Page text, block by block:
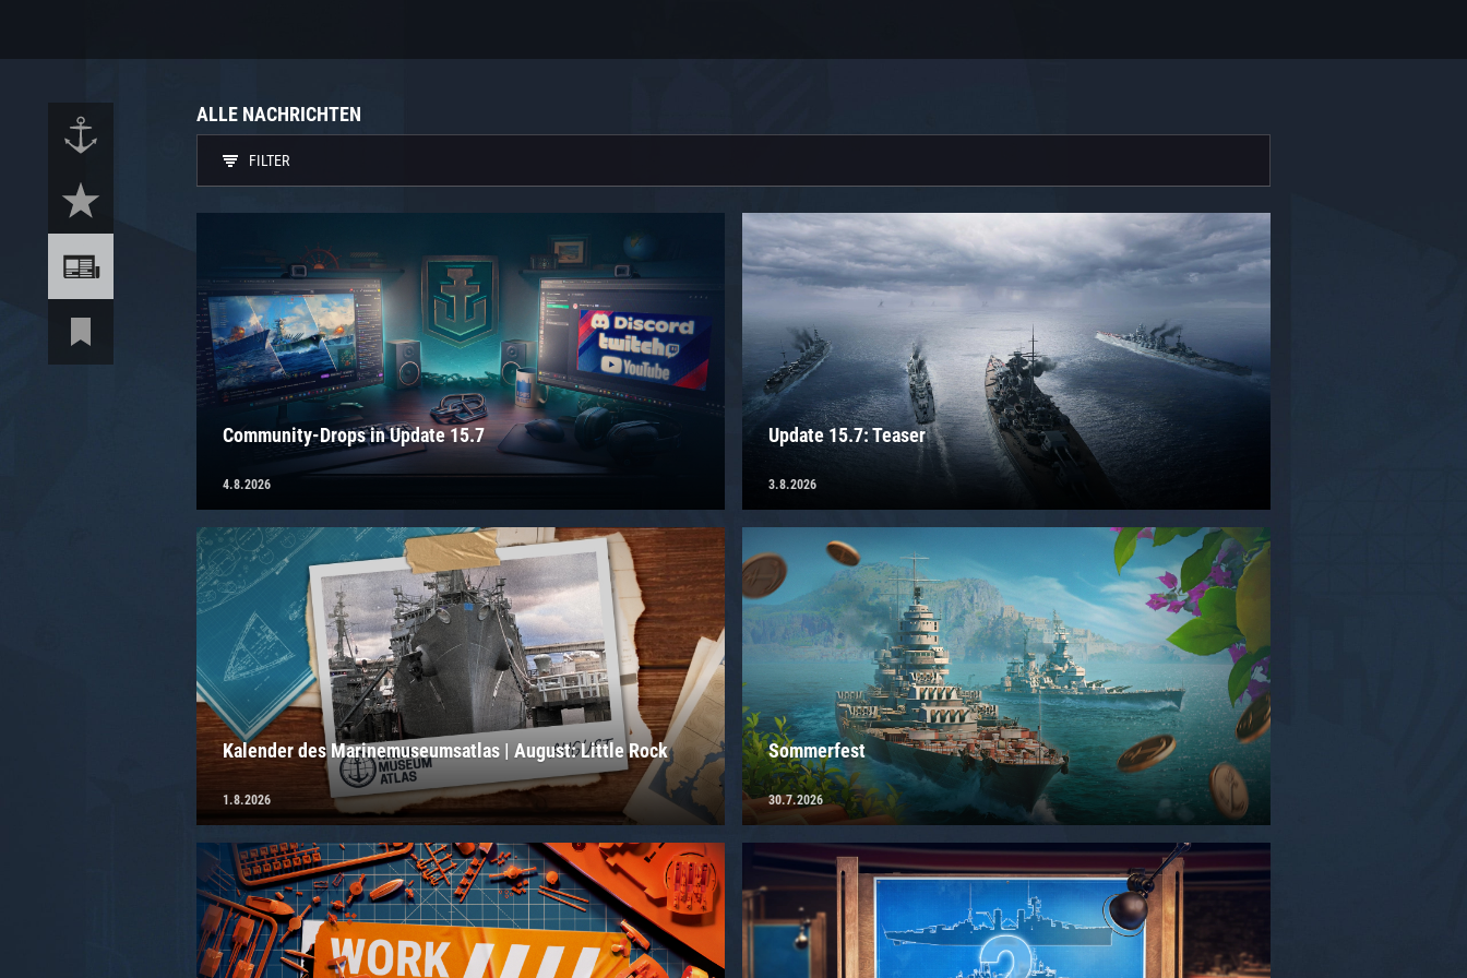
ALLE NACHRICHTEN
FILTER
Community-Drops in Update 15.7
4.8.2026
Update 15.7: Teaser
3.8.2026
Kalender des Marinemuseumsatlas | August: Little Rock
1.8.2026
Sommerfest
30.7.2026